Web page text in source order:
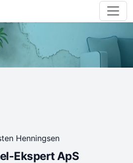
Henningsen
Ekspert ApS